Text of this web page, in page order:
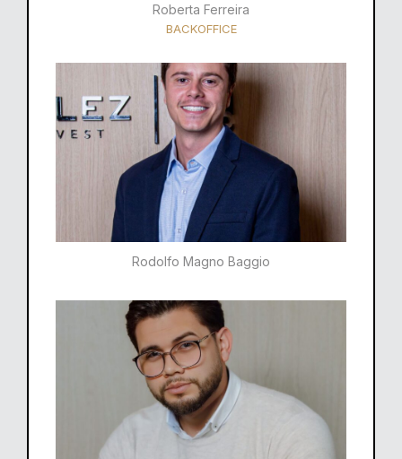
Roberta Ferreira
BACKOFFICE
Rodolfo Magno Baggio​​